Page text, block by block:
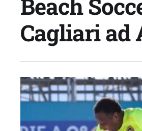
Beach
Cagliari ad